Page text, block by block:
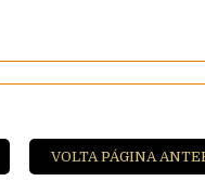
VOLTA PÁGINA